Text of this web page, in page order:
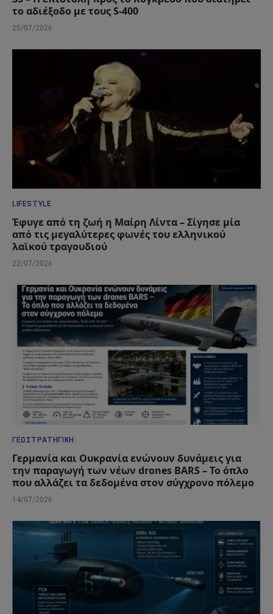
το αδιέξοδο με τους S-400
25/07/2026
LIFESTYLE
Έφυγε από τη ζωή η Μαίρη Λίντα – Σίγησε μία
από τις μεγαλύτερες φωνές του ελληνικού
λαϊκού τραγουδιού
22/07/2026
ΓΕΩΣΤΡΑΤΗΓΙΚΉ
Γερμανία και Ουκρανία ενώνουν δυνάμεις για
την παραγωγή των νέων drones BARS – Το όπλο
που αλλάζει τα δεδομένα στον σύγχρονο πόλεμο
14/07/2026